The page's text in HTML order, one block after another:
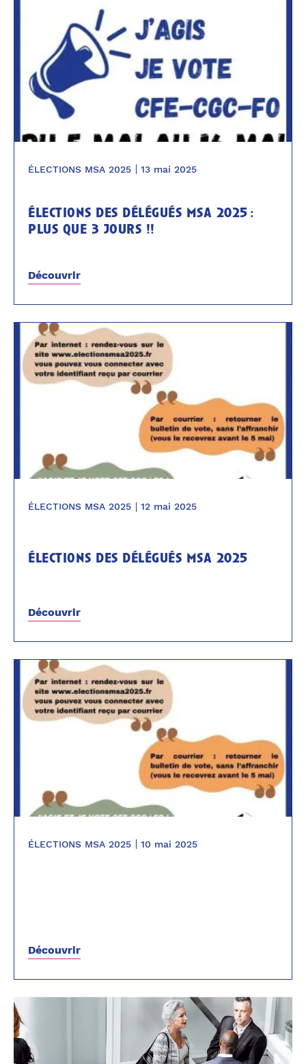
ÉLECTIONS MSA 2025 13 mai 2025
élections des délégués msa 2025 :
plus que 3 jours !!
Découvrir
ÉLECTIONS MSA 2025 12 mai 2025
élections des délégués msa 2025
Découvrir
ÉLECTIONS MSA 2025 10 mai 2025
Découvrir